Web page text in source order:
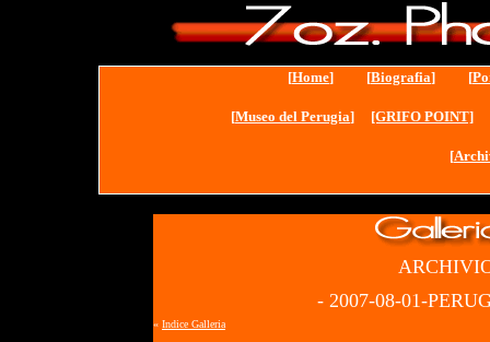
[Home] [Biografia] [
[Museo del Perugia] [GRIFO POINT]
[
- 2007-08-01-
« Indice Galleria